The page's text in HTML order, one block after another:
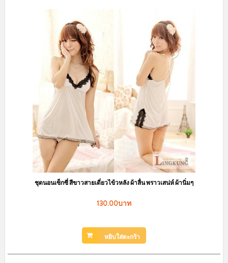
ชุดนอนเซ็กซี่ สีขาวสายเดี่ยวไข้วหลัง ผ้าลื่น พราวเสน่ห์ ผ้านิ่มๆ
130.00บาท
หยิบใส่ตะกร้า